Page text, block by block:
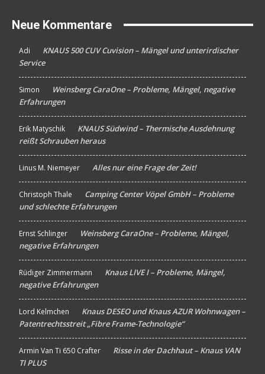
Neue Kommentare
Adi
KNAUS 500 CUV Cuvision – Mängel und unterirdischer
Service
Simon
Weinsberg CaraOne – Probleme, Mängel, negative
Erfahrungen
Erik Matyschik
KNAUS Südwind – Thermische Ausdehnung
reißt Schrauben heraus
Linus M. Niemeyer Alles nur eine Frage der Zeit!
Christoph Thale
Camping Center Vöpel GmbH – Probleme
und schlechte Erfahrungen
Ernst Schlinger
Weinsberg CaraOne – Probleme, Mängel,
negative Erfahrungen
Rüdiger Zimmermann
Knaus LIVE I – Probleme, Mängel,
negative Erfahrungen
Lord Kelmchen
Knaus DESEO und Knaus AZUR Wohnwagen –
Patentrechtsstreit „Fibre Frame-Technologie“
Armin Van Ti 650 Crafter
Risse in der Dachhaut – Knaus VAN
TI PLUS